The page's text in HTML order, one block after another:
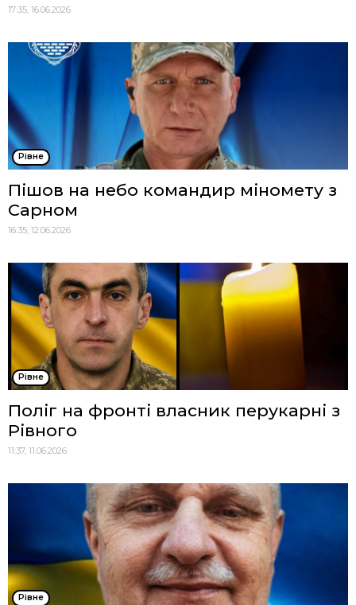
17:35, 16.06.2026
Рівне
Пішов на небо командир міномету з
Сарном
16:35, 12.06.2026
Рівне
Поліг на фронті власник перукарні з
Рівного
11:37, 11.06.2026
Рівне